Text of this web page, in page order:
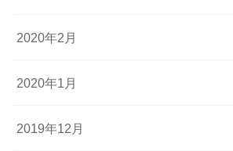
2020年2月
2020年1月
2019年12月